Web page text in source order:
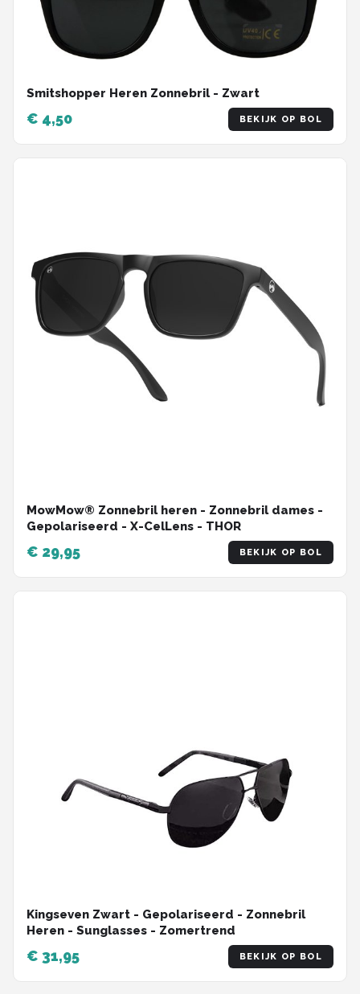
Smitshopper Heren Zonnebril - Zwart
€ 4,50 BEKIJK OP BOL
MowMow® Zonnebril heren - Zonnebril dames -
Gepolariseerd - X-CelLens - THOR
€ 29,95 BEKIJK OP BOL
Kingseven Zwart - Gepolariseerd - Zonnebril
Heren - Sunglasses - Zomertrend
€ 31,95 BEKIJK OP BOL